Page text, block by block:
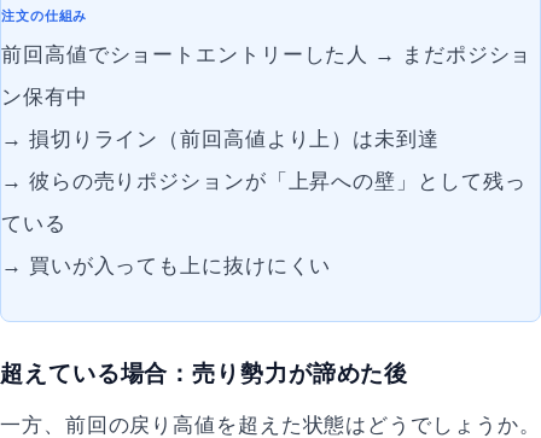
注文の仕組み
前回高値でショートエントリーした人 → まだポジショ
ン保有中
→ 損切りライン（前回高値より上）は未到達
→ 彼らの売りポジションが「上昇への壁」として残っ
ている
→ 買いが入っても上に抜けにくい
超えている場合：売り勢力が諦めた後
一方、前回の戻り高値を超えた状態はどうでしょうか。